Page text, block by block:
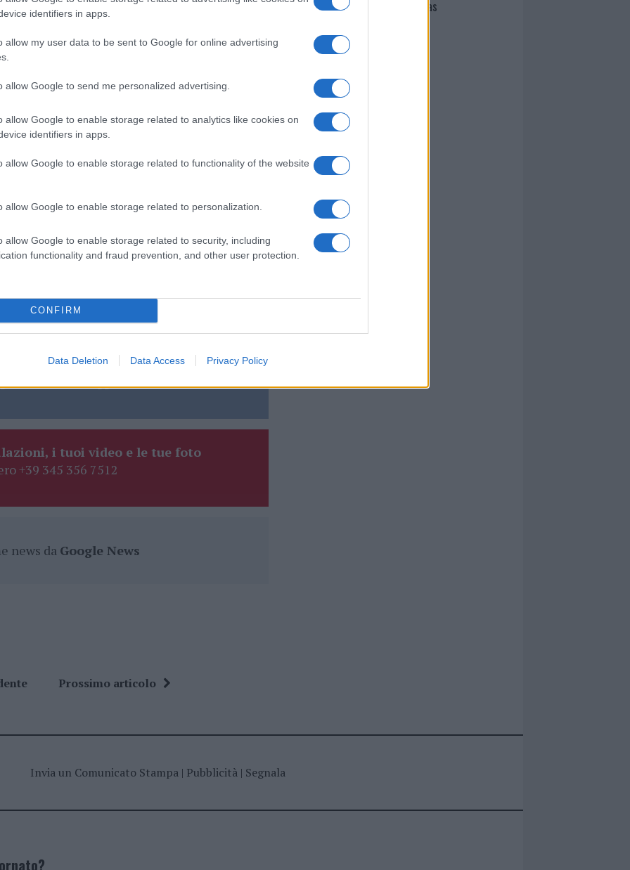
identifiers in apps.
allow my user data to be sent to Google for online advertising
allow Google to send me personalized advertising.
allow Google to enable storage related to analytics like cookies on
identifiers in apps.
allow Google to enable storage related to functionality of the website
allow Google to enable storage related to personalization.
allow Google to enable storage related to security, including
functionality and fraud prevention, and other user protection.
CONFIRM
Data Deletion Data Access Privacy Policy
La Maddalena, tutto pronto per le festività
situazioni peggiori a Tempio, Sassari e
Carta
di GalluraOggi.it
i tuoi video e le tue foto
+39 345 356 7512
news da Google News
Prossimo articolo
Giovannimaria Cabras
Invia un Comunicato Stampa| Pubblicità| Segnala